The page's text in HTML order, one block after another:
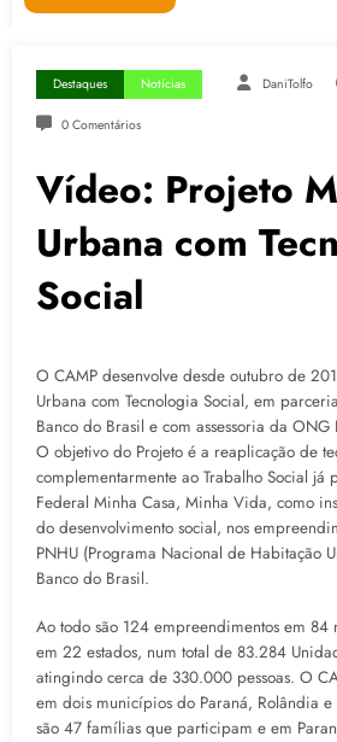
Destaques Notícias DaniTolfo
0 Comentários
Vídeo: Projeto
Urbana com
Social
O CAMP desenvolve desde outubro de
Urbana com Tecnologia Social, em
Banco do Brasil e com assessoria da ONG
O objetivo do Projeto é a reaplicação de
complementarmente ao Trabalho Social já
Federal Minha Casa, Minha Vida, como
do desenvolvimento social, nos
PNHU (Programa Nacional de Habitação
Banco do Brasil.
Ao todo são 124 empreendimentos em
em 22 estados, num total de 83.284
atingindo cerca de 330.000 pessoas. O
em dois municípios do Paraná, Rolândia e
são 47 famílias que participam e em